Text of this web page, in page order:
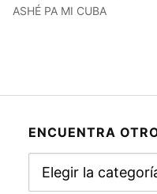
ASHÉ PA MI CUBA
ENCUENTRA
otros